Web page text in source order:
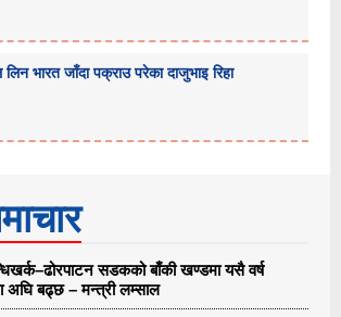
भारत जाँदा पक्राउ परेका दाजुभाइ रिहा
सडकको बाँकी खण्डमा यसै वर्ष
अघि बढ्छ – मन्त्री लम्साल